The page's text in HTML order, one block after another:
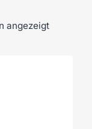
angezeigt